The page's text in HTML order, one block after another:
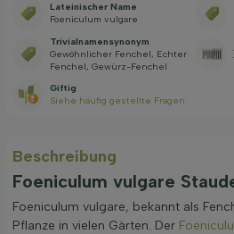
Lateinischer Name
Foeniculum vulgare
Trivialnamensynonym
Gewöhnlicher Fenchel, Echter
Fenchel, Gewürz-Fenchel
Giftig
Siehe häufig gestellte Fragen
Beschreibung
Foeniculum vulgare
Foeniculum vulgare, bekannt als
Pflanze in vielen Gärten. Der